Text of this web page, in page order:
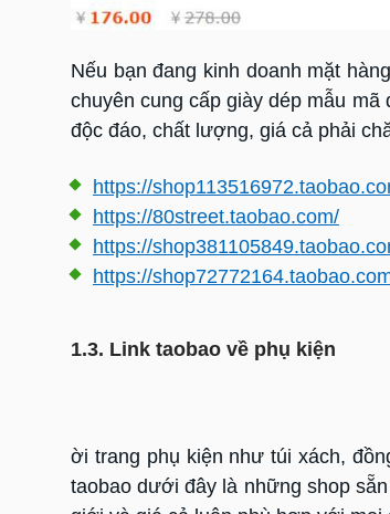
Nếu bạn đang kinh doanh mặt
chuyên cung cấp giày dép mẫu
độc đáo, chất lượng, giá cả phải
https://
https://80street.taobao.com/
https://
https://
1.3. Link taobao về phụ kiện
ời trang phụ kiện như túi xách,
taobao dưới đây là những shop